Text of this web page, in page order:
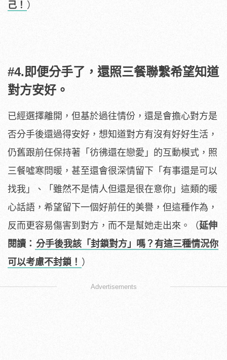
己！ ）
#4.即便分手了，還照三餐聯繫希望知道
對方安好。
已經選擇離開，但基於過往情份，還是會擔心對方是
否分手後還過得安好，想知道對方有沒有好好生活，
仍舊跟前任保持著「彷彿還在戀愛」的互動模式，照
三餐噓寒問暖，甚至還會很深情留下「有事還是可以
找我」、「雖然不是情人但還是很在意你」這類的暖
心話語，希望留下一個好前任的美譽，但這種作為，
反而更容易傷害到對方，而不是幫她走出來。（延伸
閱讀： 分手後我該「封鎖對方」嗎？有這三種情況你
可以考慮不封鎖！ ）
Advertisements